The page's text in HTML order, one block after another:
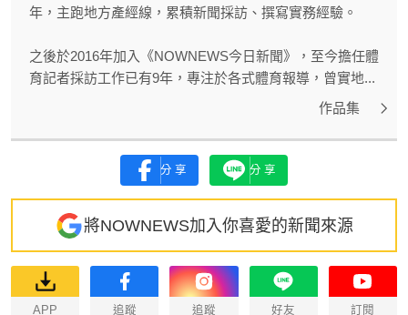
年，主跑地方產經線，累積新聞採訪、撰寫實務經驗。
之後於2016年加入《NOWNEWS今日新聞》，至今擔任體
育記者採訪工作已有9年，專注於各式體育報導，曾實地...
作品集
分享 分享
將NOWNEWS加入你喜愛的新聞來源
APP 追蹤 追蹤 好友 訂閱